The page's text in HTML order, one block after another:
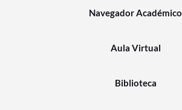
Navegador Académico
Aula Virtual
Biblioteca